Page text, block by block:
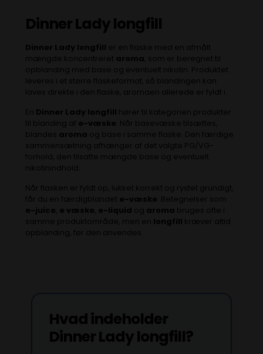
Dinner Lady longfill
Dinner Lady longfill er en flaske med en afmålt
mængde koncentreret aroma , som er beregnet til
opblanding med base og eventuelt nikotin. Produktet
leveres i et større flaskeformat, så blandingen kan
laves direkte i den flaske, aromaen allerede er fyldt i.
En Dinner Lady longfill hører til kategorien produkter
til blanding af e-væske . Når basevæske tilsættes,
blandes aroma og base i samme flaske. Den færdige
sammensætning afhænger af det valgte PG/VG-
forhold, den tilsatte mængde base og eventuelt
nikotinindhold.
Når flasken er fyldt op, lukket korrekt og rystet grundigt,
får du en færdigblandet e-væske . Betegnelser som
e-juice e væske e-liquid og aroma bruges ofte i
samme produktområde, men en longfill kræver altid
opblanding, før den anvendes.
Hvad indeholder
Dinner Lady longfill?